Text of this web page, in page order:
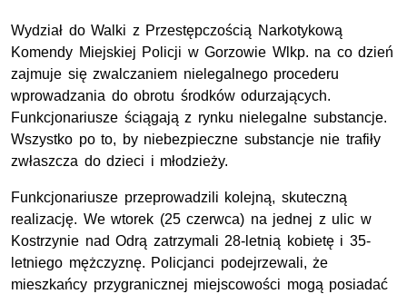
Wydział do Walki z Przestępczością Narkotykową
Komendy Miejskiej Policji w Gorzowie Wlkp. na co dzień
zajmuje się zwalczaniem nielegalnego procederu
wprowadzania do obrotu środków odurzających.
Funkcjonariusze ściągają z rynku nielegalne substancje.
Wszystko po to, by niebezpieczne substancje nie trafiły
zwłaszcza do dzieci i młodzieży.
Funkcjonariusze przeprowadzili kolejną, skuteczną
realizację. We wtorek (25 czerwca) na jednej z ulic w
Kostrzynie nad Odrą zatrzymali 28-letnią kobietę i 35-
letniego mężczyznę. Policjanci podejrzewali, że
mieszkańcy przygranicznej miejscowości mogą posiadać